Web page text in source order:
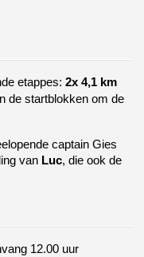
etappes: 2x 4,1 km
de startblokken om de
captain Gies
van Luc, die ook de
12.00 uur